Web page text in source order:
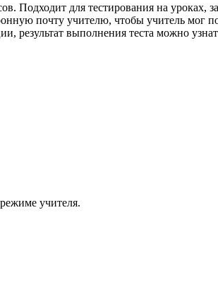
Подходит для тестирования на уроках,
почту учителю, чтобы учитель
результат выполнения теста можно
учителя.